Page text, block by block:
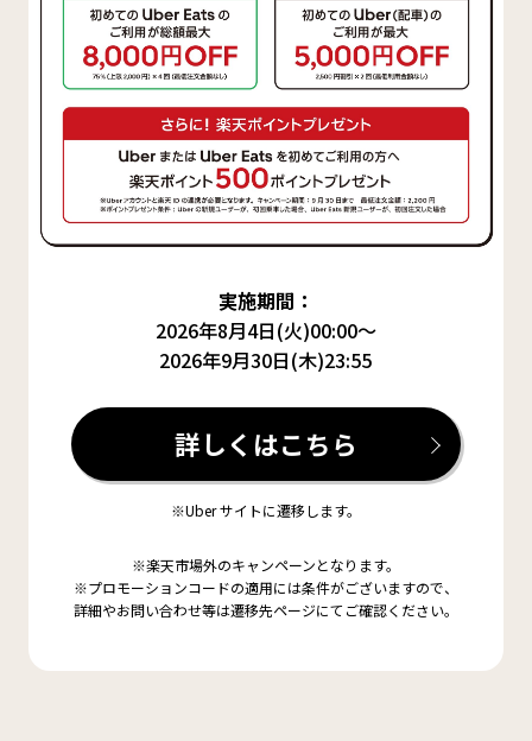
実施期間：
2026年8月4日(火)00:00～
2026年9月30日(木)23:55
詳しくはこちら
※Uber サイトに遷移します。
※楽天市場外のキャンペーンとなります。
※プロモーションコードの適用には条件がございますので、
詳細やお問い合わせ等は遷移先ページにてご確認ください。